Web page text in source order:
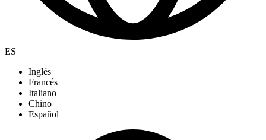
ES
Inglés
Francés
Italiano
Chino
Español